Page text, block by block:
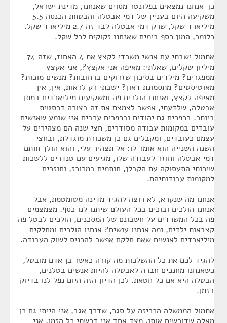
כך אנחנו נמצאים בפלונטר מסוים שאנחנו, מדינת ישראל,
משקיעה היום בעניין של דמי אבטלה והבטחת הכנסה 5.5
מיליארד שקל, שרק דמי אבטלה לבד זה 2.7 מיליארד שקל.
כלומר, המון כסף בימים שאנחנו זקוקים לכל שקל.
אתמול ישבתי עם אנשי משרדי לקצץ את 4 האחוז, שזה 74
מיליון שקלים, שאלתי: מאיפה אני אקצץ?, אני אקצץ
ממפגרים? מילדים בסיכון שזרוקים ברחובות? מנשים מוכות?
מאוטיסטים? מתסמונת דאון? ישבתי רק לראות, אין, אין
מאיפה לקצץ, ואנחנו הולכים פה ומשקיעים מיליארדים במתן
אבטלה, שלדעתי, אפשר לצמצם את זה בצורה דרסטית
ביותר. בכפרים גם יהודים ובכפרים ערבים אני שומע שאנשים
עובדים במקומות עבודה מסודרים, חצי שנה הם מצהירים על
עצמם כעובדים, ומקבלים גם כן משכורת מוגדלת, ובחצי
השנה השנייה הוא אומר לו: אל תצהיר עלי, והוא הולך חותם
דמי אבטלה וחוזר לעבודה שלו, מגיעים עם טנדרים ללשכות
שירותי התעסוקה עם הקבלן, חותמים במרוכז, וחוזרים
למקומות עבודותיהם.
אנחנו מה שנקרא, לא רוצה להגיד מדינה מטומטמת, אבל
אנחנו הולכים ובוכים בכל העולם שיתנו לנו כסף. מצמצמים
פה בכל המשרדים על חשבונם של המסכנים, הולכים לבטל פה
קצבאות ילדים, ומה אנחנו עושים? אנחנו הולכים ומחלקים
מיליארדים לאנשים שאת חלקם אפשר להכניס לשוק העבודה.
להגיד לכם את כל ההשלכות מה קורה כאשר בן אדם מובטל,
כשאנחנו מחנכים חברה לאבטלה להיות אנשים בטלנים,
הבטלה היא אם כל חטאת. לכן הדיון הזה היום נפל לנו בדיוק
בזמן.
אתמול הממשלה הכריזה על סגר, שדרך אגב, אני הייתי גם כן